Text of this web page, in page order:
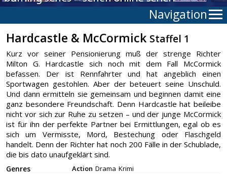
Navigation
Hardcastle & McCormick Staffel 1
Kurz vor seiner Pensionierung muß der strenge Richter
Milton G. Hardcastle sich noch mit dem Fall McCormick
befassen. Der ist Rennfahrter und hat angeblich einen
Sportwagen gestohlen. Aber der beteuert seine Unschuld.
Und dann ermitteln sie gemeinsam und beginnen damit eine
ganz besondere Freundschaft. Denn Hardcastle hat beileibe
nicht vor sich zur Ruhe zu setzen – und der junge McCormick
ist für ihn der perfekte Partner bei Ermittlungen, egal ob es
sich um Vermisste, Mord, Bestechung oder Flaschgeld
handelt. Denn der Richter hat noch 200 Fälle in der Schublade,
die bis dato unaufgeklärt sind.
Genres Action Drama Krimi